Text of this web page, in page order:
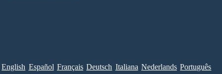
English Español Français Deutsch Italiana Nederlands Português